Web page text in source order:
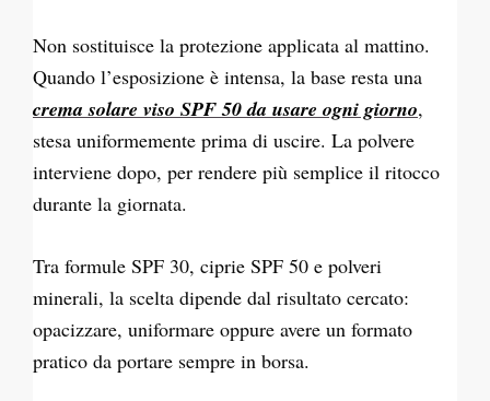
Non sostituisce la protezione applicata al mattino.
Quando l’esposizione è intensa, la base resta una
crema solare viso SPF 50 da usare ogni giorno,
stesa uniformemente prima di uscire. La polvere
interviene dopo, per rendere più semplice il ritocco
durante la giornata.
Tra formule SPF 30, ciprie SPF 50 e polveri
minerali, la scelta dipende dal risultato cercato:
opacizzare, uniformare oppure avere un formato
pratico da portare sempre in borsa.